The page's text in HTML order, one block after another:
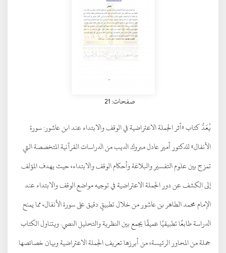
صفحات: 21
يُعَدُّ كتاب «أثر الجملة الاعتراضية في الوقف والابتداء عند ابن عاشور: سورة
الأنفال» للدكتور أمير عادل مبروك الديب من الدراسات القرآنية المتخصصة التي
تمزج بين علوم التفسير والبلاغة وأحكام الوقف والابتداء، حيث يهدف المؤلف
إلى الكشف عن دور الجملة الاعتراضية في توجيه مواضع الوقف والابتداء عند
الإمام محمد الطاهر بن عاشور من خلال تطبيقٍ دقيق على سورة الأنفال، مما يمنح
الدراسة طابعًا تطبيقيًا عميقًا يجمع بين النظرية والتحليل النصي. ويتناول الكتاب
جملة من المحاور الرئيسة، من أبرزها تعريف الجملة الاعتراضية وبيان خصائصها